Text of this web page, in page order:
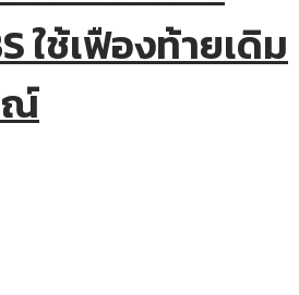
ใช้เฟืองท้ายเดิม
ณ์